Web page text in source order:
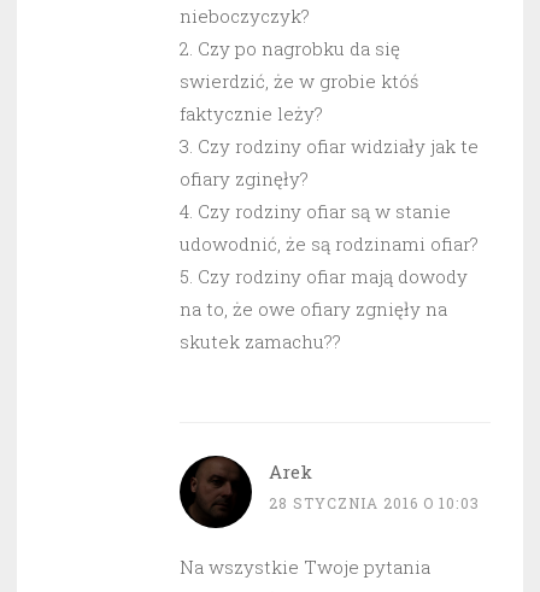
nieboczyczyk?
2. Czy po nagrobku da się
swierdzić, że w grobie któś
faktycznie leży?
3. Czy rodziny ofiar widziały jak te
ofiary zginęły?
4. Czy rodziny ofiar są w stanie
udowodnić, że są rodzinami ofiar?
5. Czy rodziny ofiar mają dowody
na to, że owe ofiary zgnięły na
skutek zamachu??
Arek
28 STYCZNIA 2016 O 10:03
Na wszystkie Twoje pytania